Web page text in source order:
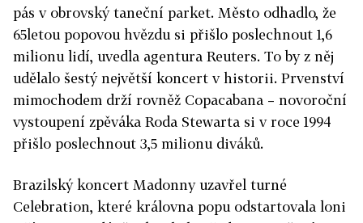
pás v obrovský taneční parket. Město odhadlo, že
65letou popovou hvězdu si přišlo poslechnout 1,6
milionu lidí, uvedla agentura Reuters. To by z něj
udělalo šestý největší koncert v historii. Prvenství
mimochodem drží rovněž Copacabana – novoroční
vystoupení zpěváka Roda Stewarta si v roce 1994
přišlo poslechnout 3,5 milionu diváků.
Brazilský koncert Madonny uzavřel turné
Celebration, které královna popu odstartovala loni